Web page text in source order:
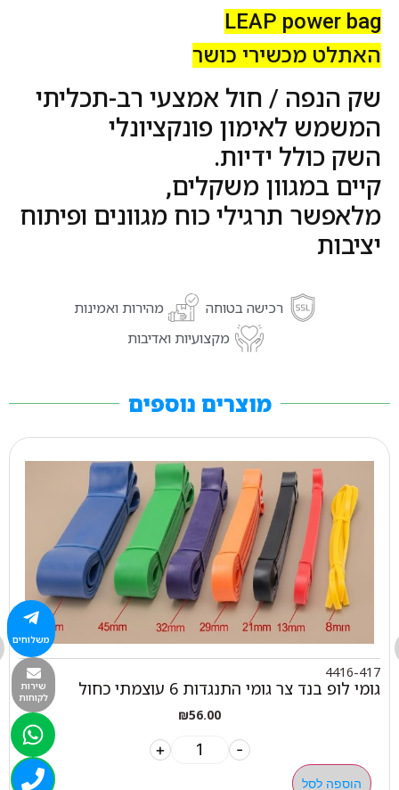
LEAP power bag
האתלט מכשירי כושר
שק הנפה / חול אמצעי רב-תכליתי
המשמש לאימון פונקציונלי
השק כולל ידיות.
קיים במגוון משקלים,
מלאפשר תרגילי כוח מגוונים ופיתוח
יציבות
רכישה בטוחה
מהירות ואמינות
מקצועיות ואדיבות
מוצרים נוספים
4416-417
גומי לופ בנד צר גומי התנגדות 6 עוצמתי כחול
₪56.00
-
+
הוספה לסל
משלוחים
שירות
לקוחות